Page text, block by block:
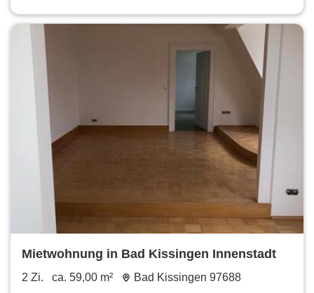
Mietwohnung in Bad Kissingen Innenstadt
2 Zi. ca. 59,00 m² Bad Kissingen 97688